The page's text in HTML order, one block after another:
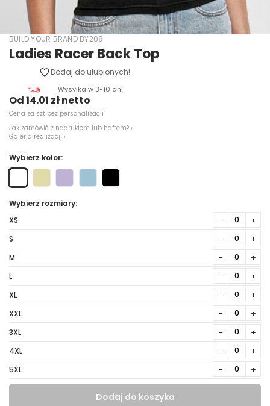
BUILD YOUR BRAND BY208
Ladies Racer Back Top
Dodaj do ulubionych!
Wysyłka w 3-10 dni
Od 14.01 zł netto
Cena za szt bez personalizacji
Jak zamówić z nadrukiem lub haftem? ›
Galeria realizacji ›
Wybierz kolor:
Wybierz rozmiary:
XS
− +
S − +
M − +
L − +
XL − +
XXL − +
3XL − +
4XL − +
5XL − +
Dodaj do koszyka